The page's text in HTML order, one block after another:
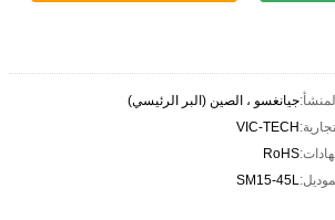
جيانغسو ، الصين (البر الرئيسي)
VIC-TECH
RoHS
SM15-45L